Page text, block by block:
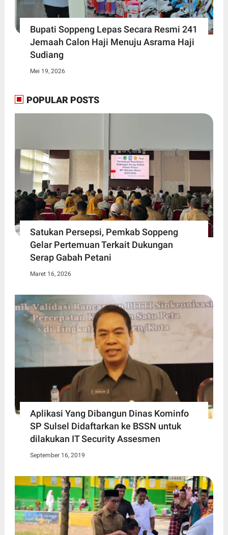
Bupati Soppeng Lepas Secara Resmi 241
Jemaah Calon Haji Menuju Asrama Haji
Sudiang
Mei 19, 2026
POPULAR POSTS
Satukan Persepsi, Pemkab Soppeng
Gelar Pertemuan Terkait Dukungan
Serap Gabah Petani
Maret 16, 2026
Aplikasi Yang Dibangun Dinas Kominfo
SP Sulsel Didaftarkan ke BSSN untuk
dilakukan IT Security Assesmen
September 16, 2019